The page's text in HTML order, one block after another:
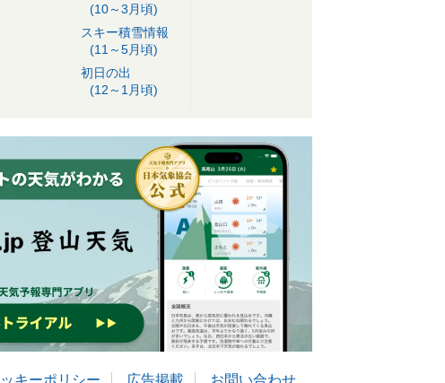
(10～3月頃)
スキー積雪情報
(11～5月頃)
初日の出
(12～1月頃)
キーポリシー 広告掲載 お問い合わせ